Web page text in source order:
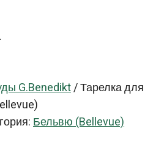
G.Benedikt/Тарелка для
Бельвю (Bellevue)